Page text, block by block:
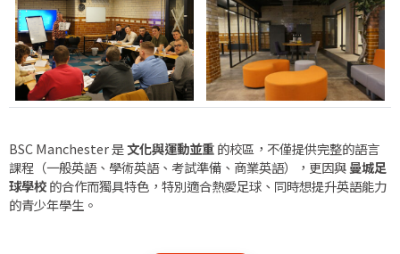
BSC Manchester 是文化與運動並重的校區，不僅提供完整的語言
課程（一般英語、學術英語、考試準備、商業英語），更因與曼城足
球學校的合作而獨具特色，特別適合熱愛足球、同時想提升英語能力
的青少年學生。